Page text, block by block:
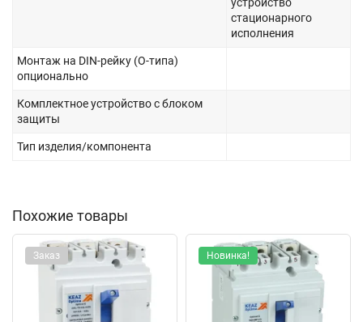
стационарного
исполнения
Монтаж на DIN-рейку (O-типа)
опционально
Комплектное устройство с блоком
защиты
Тип изделия/компонента
Похожие товары
Заказ Новинка!